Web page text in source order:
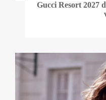
Gucci Resort 2027